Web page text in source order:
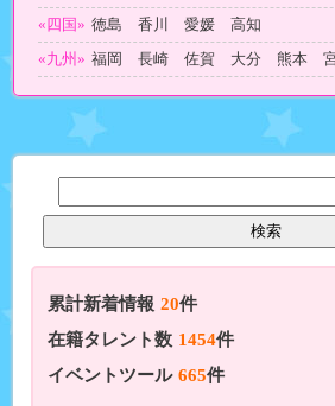
«四国» 徳島 香川 愛媛 高知
«九州» 福岡 長崎 佐賀 大分 熊本
累計新着情報 20件
在籍タレント数 1454件
イベントツール 665件